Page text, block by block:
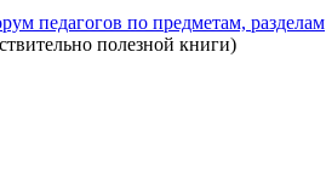
педагогов по предметам, разделам
полезной книги)